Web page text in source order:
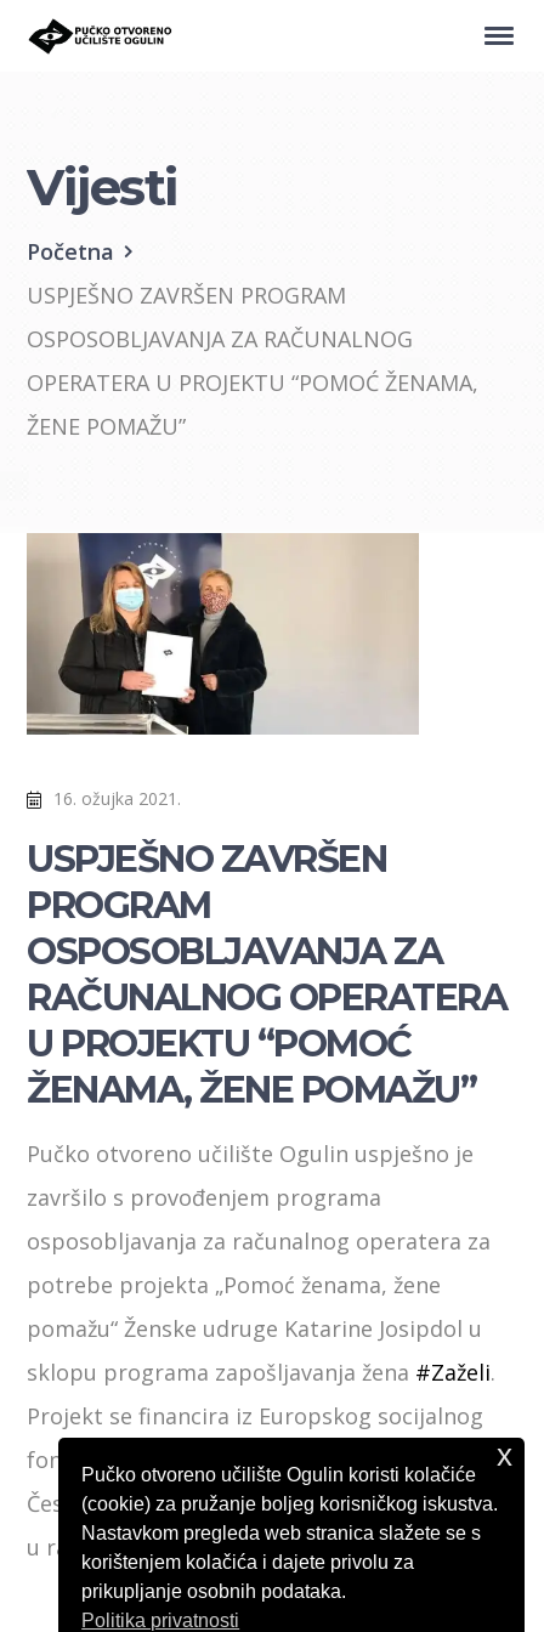
Vijesti
Početna
USPJEŠNO ZAVRŠEN PROGRAM
OSPOSOBLJAVANJA ZA RAČUNALNOG
OPERATERA U PROJEKTU “POMOĆ ŽENAMA,
ŽENE POMAŽU”
16. ožujka 2021.
USPJEŠNO ZAVRŠEN
PROGRAM
OSPOSOBLJAVANJA ZA
RAČUNALNOG OPERATERA
U PROJEKTU “POMOĆ
ŽENAMA, ŽENE POMAŽU”
Pučko otvoreno učilište Ogulin uspješno je
završilo s provođenjem programa
osposobljavanja za računalnog operatera za
potrebe projekta „Pomoć ženama, žene
pomažu“ Ženske udruge Katarine Josipdol u
sklopu programa zapošljavanja žena #Zaželi.
Projekt se financira iz Europskog socijalnog
fonda u financijskom razdoblju 2014.-2020.
Čestitamo polaznici i želimo joj puno uspjeha
u radu.
Pučko otvoreno učilište Ogulin koristi kolačiće
(cookie) za pružanje boljeg korisničkog iskustva.
Nastavkom pregleda web stranica slažete se s
korištenjem kolačića i dajete privolu za
prikupljanje osobnih podataka.
Politika privatnosti
x